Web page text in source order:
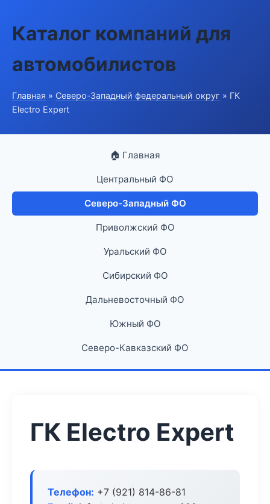
Каталог компаний для
автомобилистов
Главная » Северо-Западный федеральный округ » ГК
Electro Expert
🏠 Главная
Центральный ФО
Северо-Западный ФО
Приволжский ФО
Уральский ФО
Сибирский ФО
Дальневосточный ФО
Южный ФО
Северо-Кавказский ФО
ГК Electro Expert
Телефон: +7 (921) 814-86-81